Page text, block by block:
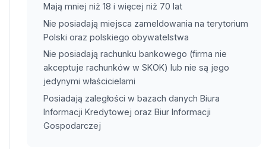
Mają mniej niż 18 i więcej niż 70 lat
Nie posiadają miejsca zameldowania na terytorium
Polski oraz polskiego obywatelstwa
Nie posiadają rachunku bankowego (firma nie
akceptuje rachunków w SKOK) lub nie są jego
jedynymi właścicielami
Posiadają zaległości w bazach danych Biura
Informacji Kredytowej oraz Biur Informacji
Gospodarczej